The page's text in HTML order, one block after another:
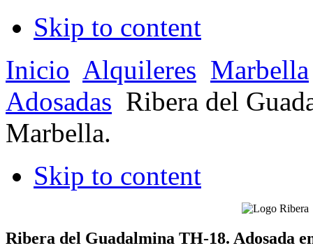
Skip to content
Inicio Alquileres Marbella
Adosadas Ribera del
Marbella.
Skip to content
Ribera del Guadalmina TH-18. Adosada